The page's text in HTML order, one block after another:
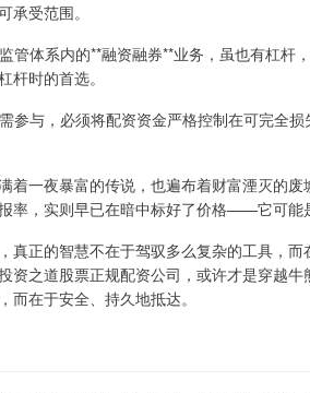
承受范围。
管体系内的**融资融券**业务，虽也有杠
杆时的首选。
参与，必须将配资资金严格控制在可完全
着一夜暴富的传说，也遍布着财富湮灭的
率，实则早已在暗中标好了价格——它可能
真正的智慧不在于驾驭多么复杂的工具，
资之道股票正规配资公司，或许才是穿越
而在于安全、持久地抵达。